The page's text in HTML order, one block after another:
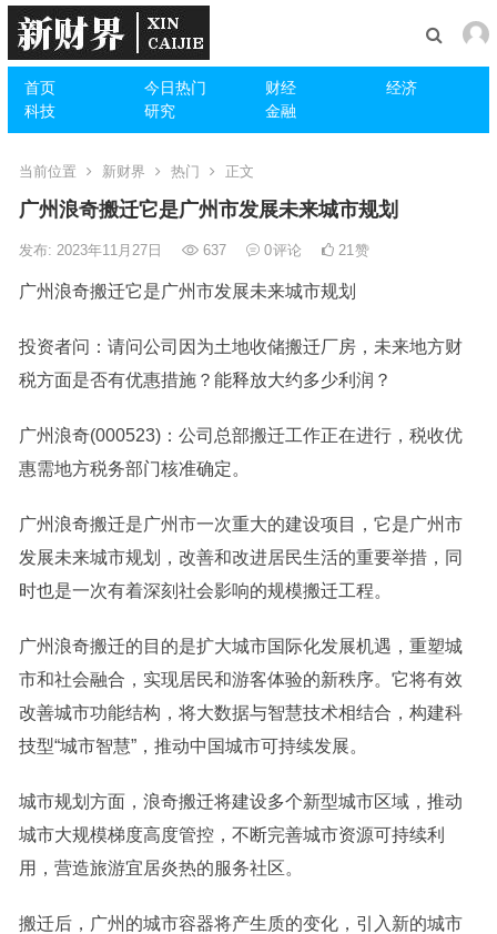
首页 今日热门 财经
经济
科技
研究 金融
当前位置 新财界 热门 正文
广州浪奇搬迁它是广州市发展未来城市规划
发布: 2023年11月27日 637 0评论 21赞
广州浪奇搬迁它是广州市发展未来城市规划
投资者问：请问公司因为土地收储搬迁厂房，未来地方财
税方面是否有优惠措施？能释放大约多少利润？
广州浪奇(000523)：公司总部搬迁工作正在进行，税收优
惠需地方税务部门核准确定。
广州浪奇搬迁是广州市一次重大的建设项目，它是广州市
发展未来城市规划，改善和改进居民生活的重要举措，同
时也是一次有着深刻社会影响的规模搬迁工程。
广州浪奇搬迁的目的是扩大城市国际化发展机遇，重塑城
市和社会融合，实现居民和游客体验的新秩序。它将有效
改善城市功能结构，将大数据与智慧技术相结合，构建科
技型“城市智慧”，推动中国城市可持续发展。
城市规划方面，浪奇搬迁将建设多个新型城市区域，推动
城市大规模梯度高度管控，不断完善城市资源可持续利
用，营造旅游宜居炎热的服务社区。
搬迁后，广州的城市容器将产生质的变化，引入新的城市